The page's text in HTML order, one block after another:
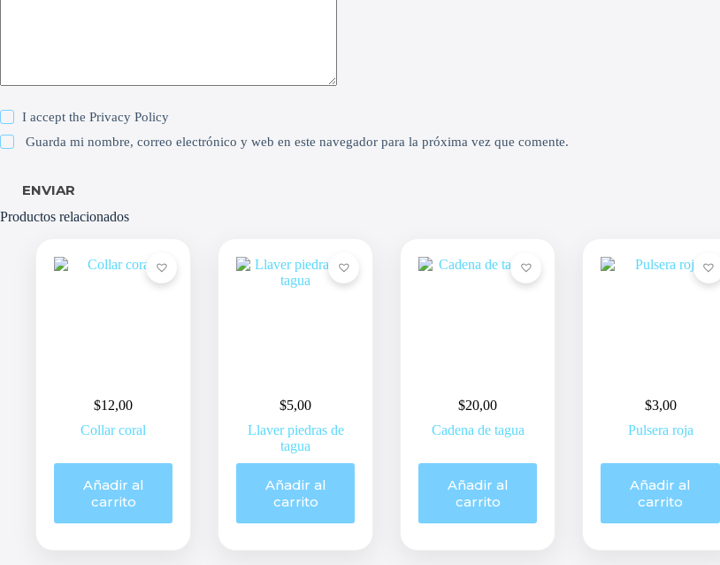
I accept thePrivacy Policy
Guarda mi nombre, correo electrónico y web en este navegador para la próxima vez que comente.
ENVIAR
Productos relacionados
$12,00
Collar coral
Añadir al
carrito
$5,00
Llaver piedras de
tagua
Añadir al
carrito
$20,00
Cadena de tagua
Añadir al
carrito
$3,00
Pulsera roja
Añadir al
carrito